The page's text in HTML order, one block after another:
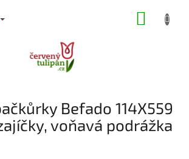
Befado 114X559
voňavá podrážka